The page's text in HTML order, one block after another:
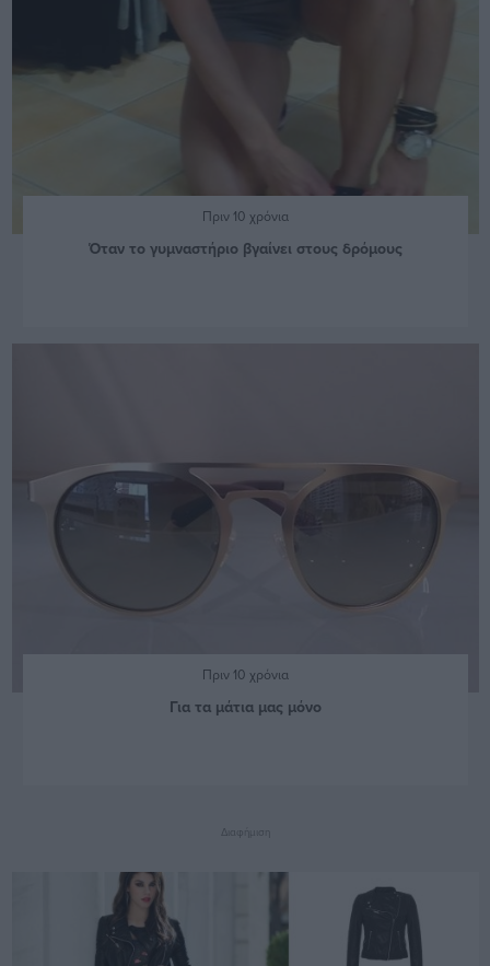
Πριν 10 χρόνια
Όταν το γυμναστήριο βγαίνει στους δρόμους
Πριν 10 χρόνια
Για τα μάτια μας μόνο
Διαφήμιση